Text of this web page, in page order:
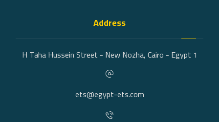
Address
1 H Taha Hussein Street - New Nozha, Cairo - Egypt
ets@egypt-ets.com